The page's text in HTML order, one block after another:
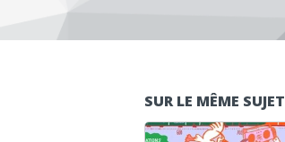
SUR LE MÊME SUJET